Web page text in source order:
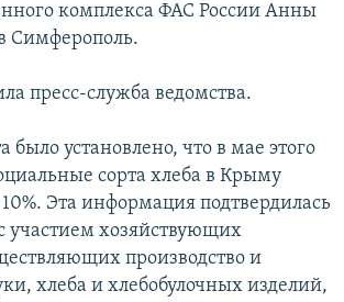
комплекса ФАС России Анны
Симферополь.
пресс-служба ведомства.
было установлено, что в мае этого
сорта хлеба в Крыму
Эта информация подтвердилась
участием хозяйствующих
производство и
хлеба и хлебобулочных изделий,